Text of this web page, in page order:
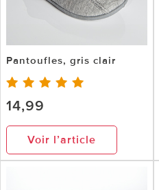
Pantoufles, gris clair
14,99
Voir l’article